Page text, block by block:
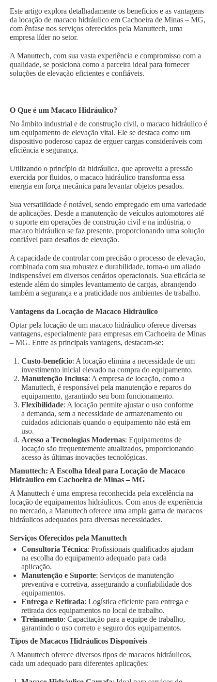
Este artigo explora detalhadamente os benefícios e as vantagens
da locação de macaco hidráulico em Cachoeira de Minas – MG,
com ênfase nos serviços oferecidos pela Manuttech, uma
empresa líder no setor.
A Manuttech, com sua vasta experiência e compromisso com a
qualidade, se posiciona como a parceira ideal para fornecer
soluções de elevação eficientes e confiáveis.
O Que é um Macaco Hidráulico?
No âmbito industrial e de construção civil, o macaco hidráulico é
um equipamento de elevação vital. Ele se destaca como um
dispositivo poderoso capaz de erguer cargas consideráveis com
eficiência e segurança.
Utilizando o princípio da hidráulica, que aproveita a pressão
exercida por fluidos, o macaco hidráulico transforma essa
energia em força mecânica para levantar objetos pesados.
Sua versatilidade é notável, sendo empregado em uma variedade
de aplicações. Desde a manutenção de veículos automotores até
o suporte em operações de construção civil e na indústria, o
macaco hidráulico se faz presente, proporcionando uma solução
confiável para desafios de elevação.
A capacidade de controlar com precisão o processo de elevação,
combinada com sua robustez e durabilidade, torna-o um aliado
indispensável em diversos cenários operacionais. Sua eficácia se
estende além do simples levantamento de cargas, abrangendo
também a segurança e a praticidade nos ambientes de trabalho.
Vantagens da Locação de Macaco Hidráulico
Optar pela locação de um macaco hidráulico oferece diversas
vantagens, especialmente para empresas em Cachoeira de Minas
– MG. Entre as principais vantagens, destacam-se:
Custo-benefício: A locação elimina a necessidade de um
investimento inicial elevado na compra do equipamento.
Manutenção Inclusa: A empresa de locação, como a
Manuttech, é responsável pela manutenção e reparos do
equipamento, garantindo seu bom funcionamento.
Flexibilidade: A locação permite ajustar o uso conforme
a demanda, sem a necessidade de armazenamento ou
cuidados adicionais quando o equipamento não está em
uso.
Acesso a Tecnologias Modernas: Equipamentos de
locação são frequentemente atualizados, proporcionando
acesso às últimas inovações tecnológicas.
Manuttech: A Escolha Ideal para Locação de Macaco
Hidráulico em Cachoeira de Minas – MG
A Manuttech é uma empresa reconhecida pela excelência na
locação de equipamentos hidráulicos. Com anos de experiência
no mercado, a Manuttech oferece uma ampla gama de macacos
hidráulicos adequados para diversas necessidades.
Serviços Oferecidos pela Manuttech
Consultoria Técnica: Profissionais qualificados ajudam
na escolha do equipamento adequado para cada
aplicação.
Manutenção e Suporte: Serviços de manutenção
preventiva e corretiva, assegurando a confiabilidade dos
equipamentos.
Entrega e Retirada: Logística eficiente para entrega e
retirada dos equipamentos no local de trabalho.
Treinamento: Capacitação para a equipe de trabalho,
garantindo o uso correto e seguro dos equipamentos.
Tipos de Macacos Hidráulicos Disponíveis
A Manuttech oferece diversos tipos de macacos hidráulicos,
cada um adequado para diferentes aplicações: